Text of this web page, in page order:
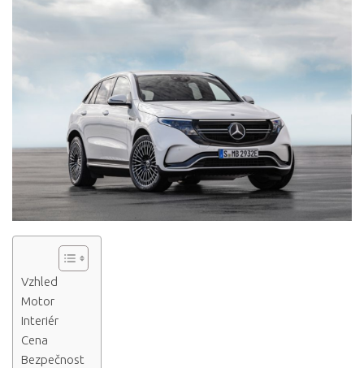
Vzhled
Motor
Interiér
Cena
Bezpečnost